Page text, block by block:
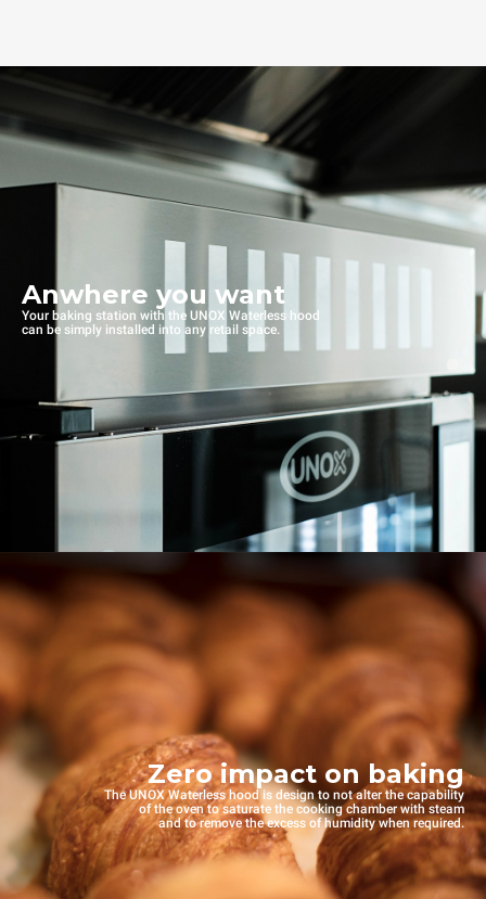
Anwhere you want
Your baking station with the UNOX Waterless hood
can be simply installed into any retail space.
Zero impact on baking
The UNOX Waterless hood is design to not alter the capability
of the oven to saturate the cooking chamber with steam
and to remove the excess of humidity when required.